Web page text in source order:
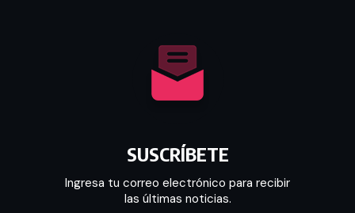
SUSCRÍBETE
Ingresa tu correo electrónico para recibir
las últimas noticias.